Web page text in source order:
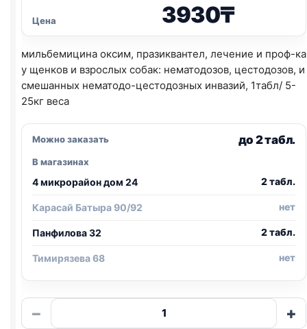
Цена 3930₸
мильбемицина оксим, празиквантел, лечение и проф-ка
у щенков и взрослых собак: нематодозов, цестодозов, и
смешанных нематодо-цестодозных инвазий, 1табл/ 5-
25кг веса
Можно заказать до 2 табл.
В магазинах
4 микрорайон дом 24 2 табл.
Карасай Батыра 90/92 нет
Панфилова 32 2 табл.
Тимирязева 68 нет
−
Количество
товара
+